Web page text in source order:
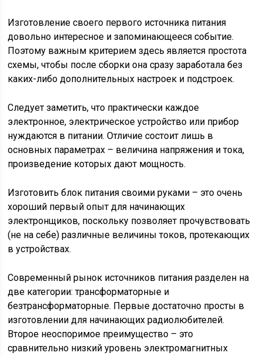
Изготовление своего первого источника питания
довольно интересное и запоминающееся событие.
Поэтому важным критерием здесь является простота
схемы, чтобы после сборки она сразу заработала без
каких-либо дополнительных настроек и подстроек.
Следует заметить, что практически каждое
электронное, электрическое устройство или прибор
нуждаются в питании. Отличие состоит лишь в
основных параметрах – величина напряжения и тока,
произведение которых дают мощность.
Изготовить блок питания своими руками – это очень
хороший первый опыт для начинающих
электронщиков, поскольку позволяет прочувствовать
(не на себе) различные величины токов, протекающих
в устройствах.
Современный рынок источников питания разделен на
две категории: трансформаторные и
безтрансформаторные. Первые достаточно просты в
изготовлении для начинающих радиолюбителей.
Второе неоспоримое преимущество – это
сравнительно низкий уровень электромагнитных